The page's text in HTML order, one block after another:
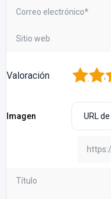
Valoración 3
2
Imagen